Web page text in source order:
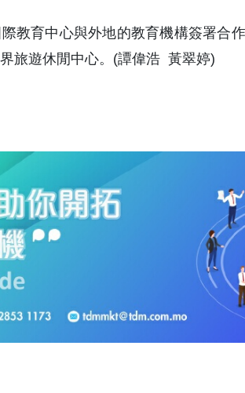
教育中心與外地的教育機構簽署合
旅遊休閒中心。(譚偉浩 黃翠婷)